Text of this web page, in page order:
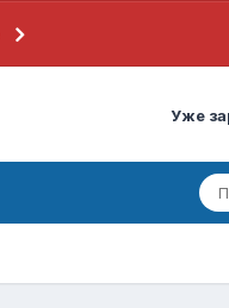
Уже